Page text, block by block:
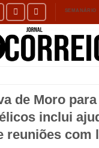
SEMANÁRIO
de Moro
inclui
reuniões com